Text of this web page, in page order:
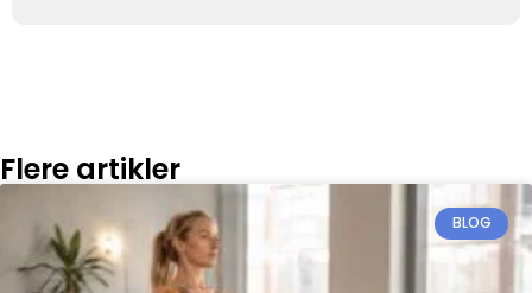
Flere artikler
BLOG